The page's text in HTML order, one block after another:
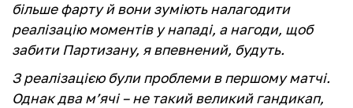
більше фарту й вони зуміють налагодити
реалізацію моментів у нападі, а нагоди, щоб
забити Партизану, я впевнений, будуть.
З реалізацією були проблеми в першому матчі.
Однак два м’ячі – не такий великий гандикап,